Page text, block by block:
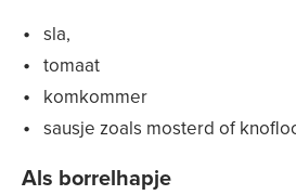
sla,
tomaat
komkommer
sausje zoals mosterd of
Als borrelhapje